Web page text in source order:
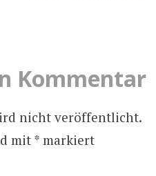
Kommentar
nicht veröffentlicht.
mit *markiert